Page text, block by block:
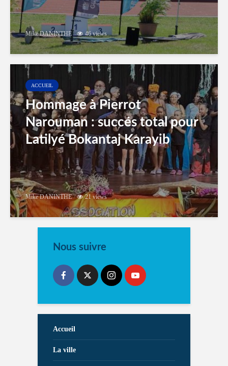
Mike DANINTHE 46 views
ACCUEIL
Hommage à Pierrot
Narouman : succés total pour
Latilyé Bokantaj Karayib
Mike DANINTHE 21 views
Nous suivre
Accueil
La ville